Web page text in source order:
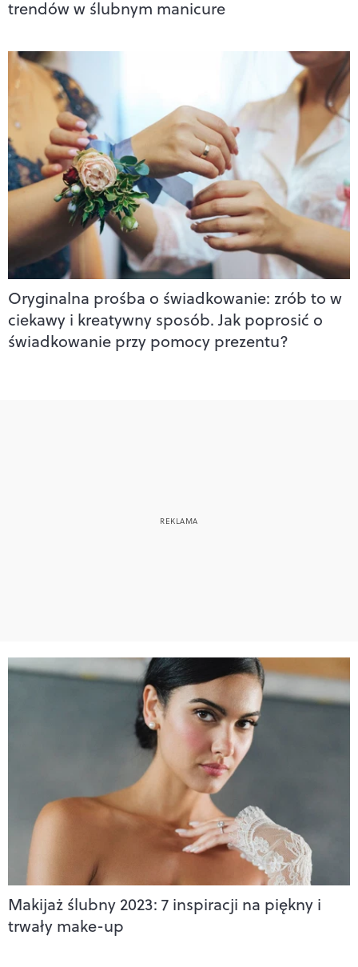
trendów w ślubnym manicure
Oryginalna prośba o świadkowanie: zrób to w
ciekawy i kreatywny sposób. Jak poprosić o
świadkowanie przy pomocy prezentu?
Makijaż ślubny 2023: 7 inspiracji na piękny i
trwały make-up